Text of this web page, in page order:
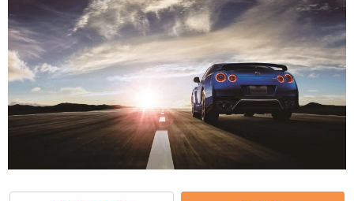
就活ニュースペーパー
就活時事ニュースを更新
よくある質問
不明点があればこちら